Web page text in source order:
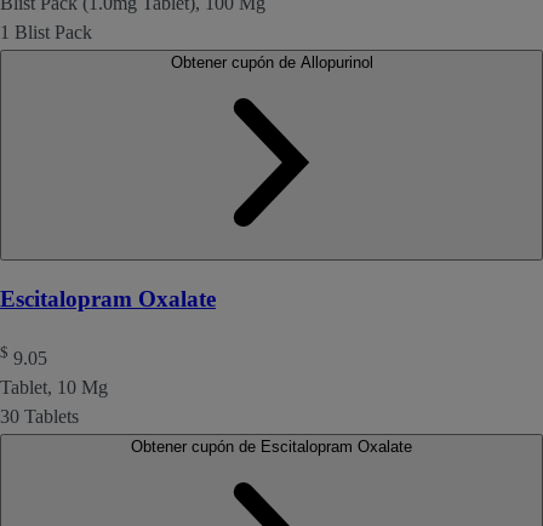
1 Blist Pack
Escitalopram Oxalate
$ 9.05
Tablet, 10 Mg
30 Tablets